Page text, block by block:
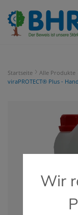
Startseite Alle Produkte
viraPROTECT® Plus -
Wir